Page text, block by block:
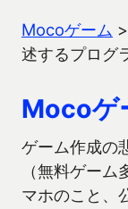
Mocoゲーム >
述するプログ
Mocoゲ
ゲーム作成の
（無料ゲー
マホのこと、